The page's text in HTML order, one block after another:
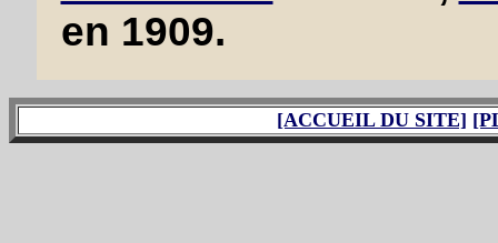
en 1909.
[ACCUEIL DU SITE]